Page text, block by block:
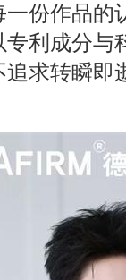
份作品
利成分与
求转瞬即